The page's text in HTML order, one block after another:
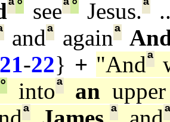
ª°seeª°Jesus.ª
andª againª
-22} + "Andª
° intoª an
ª ª